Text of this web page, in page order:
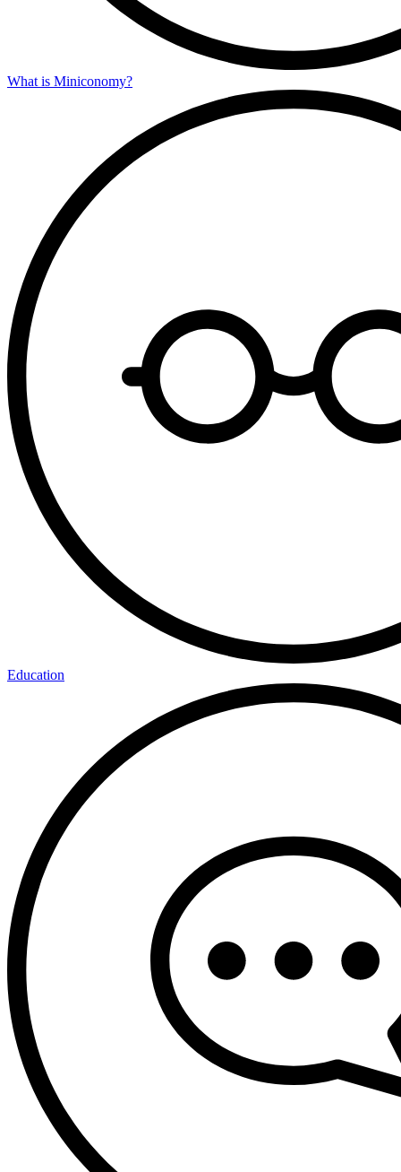
What is Miniconomy?
Education